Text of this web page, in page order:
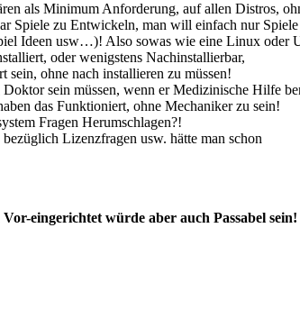
als Minimum Anforderung, auf allen Distros,
Spiele zu Entwickeln, man will einfach nur
Ideen usw…)! Also sowas wie eine Linux oder
oder wenigstens Nachinstallierbar,
ohne nach installieren zu müssen!
sein müssen, wenn er Medizinische Hilfe
das Funktioniert, ohne Mechaniker zu sein!
Fragen Herumschlagen?!
Lizenzfragen usw. hätte man schon
eingerichtet würde aber auch Passabel sein!